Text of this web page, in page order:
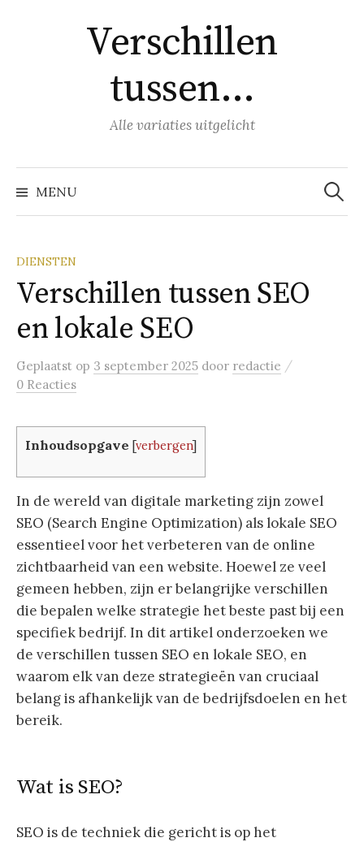
Verschillen
tussen…
Alle variaties uitgelicht
MENU
Zoeken
naar:
DIENSTEN
Verschillen tussen SEO
en lokale SEO
Geplaatst op 3 september 2025 door redactie /
0 Reacties
Inhoudsopgave [verbergen]
In de wereld van digitale marketing zijn zowel
SEO (Search Engine Optimization) als lokale SEO
essentieel voor het verbeteren van de online
zichtbaarheid van een website. Hoewel ze veel
gemeen hebben, zijn er belangrijke verschillen
die bepalen welke strategie het beste past bij een
specifiek bedrijf. In dit artikel onderzoeken we
de verschillen tussen SEO en lokale SEO, en
waarom elk van deze strategieën van cruciaal
belang is afhankelijk van de bedrijfsdoelen en het
bereik.
Wat is SEO?
SEO is de techniek die gericht is op het